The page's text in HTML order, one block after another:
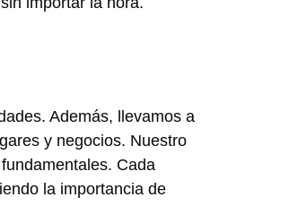
Además, llevamos a
y negocios. Nuestro
Cada
la importancia de